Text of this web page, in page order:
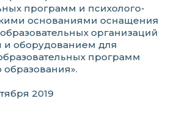
программ и психолого-
основаниями оснащения
организаций
и оборудованием для
программ
2019